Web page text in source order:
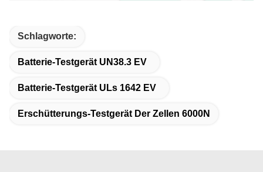
Schlagworte:
Batterie-Testgerät UN38.3 EV
Batterie-Testgerät ULs 1642 EV
Erschütterungs-Testgerät Der Zellen 6000N